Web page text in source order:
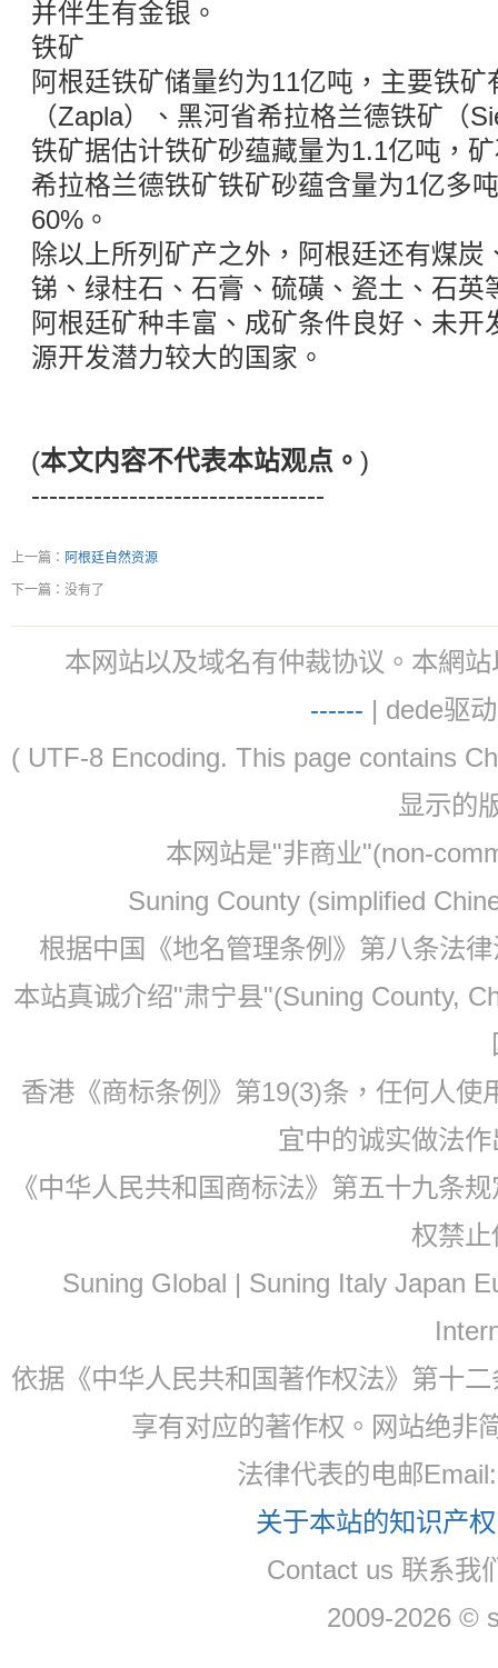
并伴生有金银。
铁矿
阿根廷铁矿储量约为11亿吨，主要铁
（Zapla）、黑河省希拉格兰德铁矿（
铁矿据估计铁矿砂蕴藏量为1.1亿吨，
希拉格兰德铁矿铁矿砂蕴含量为1亿多
60%。
除以上所列矿产之外，阿根廷还有煤
锑、绿柱石、石膏、硫磺、瓷土、石英
阿根廷矿种丰富、成矿条件良好、未
源开发潜力较大的国家。
(本文内容不代表本站观点。 )
---------------------------------
上一篇： 阿根廷自然资源
下一篇：没有了
本网站以及域名有仲裁协议。本網
------ | dede驱
( UTF-8 Encoding. This page contains
显示的
本网站是"非商业"(non-
Suning County (simplified
根据中国《地名管理条例》第八条法
本站真诚介绍"肃宁县"(Suning County,
香港《商标条例》第19(3)条，任何人
宜中的诚实做法
《中华人民共和国商标法》第五十九条
权禁
Suning Global | Suning Italy Japan
依据《中华人民共和国著作权法》第十
享有对应的著作权。网站绝非
法律代表的电邮
关于本站的知识产
Contact us 联系我
2009-2026 ©